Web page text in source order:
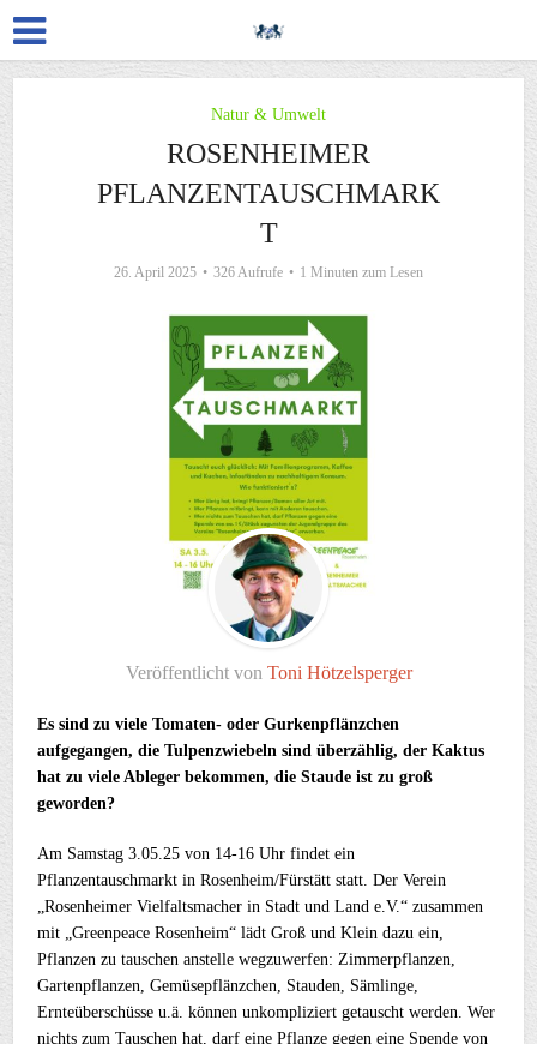
Natur & Umwelt
ROSENHEIMER
PFLANZENTAUSCHMARK
T
26. April 2025 326 Aufrufe 1 Minuten zum Lesen
Veröffentlicht von Toni Hötzelsperger
Es sind zu viele Tomaten- oder Gurkenpflänzchen
aufgegangen, dieTulpenzwiebeln sind überzählig, der Kaktus
hat zu viele Ableger bekommen, dieStaude ist zu groß
geworden?
Am Samstag 3.05.25 von 14-16 Uhr findet ein
Pflanzentauschmarkt in Rosenheim/Fürstätt statt. Der Verein
„Rosenheimer Vielfaltsmacher in Stadt und Land e.V.“ zusammen
mit „Greenpeace Rosenheim“ lädt Groß und Klein dazu ein,
Pflanzen zu tauschen anstelle wegzuwerfen: Zimmerpflanzen,
Gartenpflanzen, Gemüsepflänzchen, Stauden, Sämlinge,
Ernteüberschüsse u.ä. können unkompliziert getauscht werden. Wer
nichts zum Tauschen hat, darf eine Pflanze gegen eine Spende von